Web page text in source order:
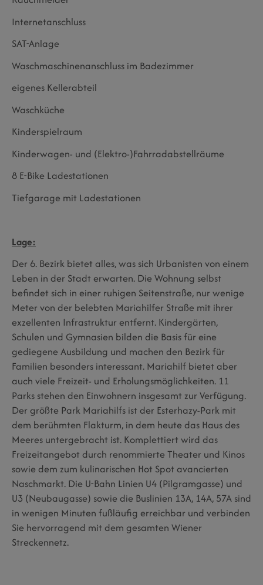
Internetanschluss
SAT-Anlage
Waschmaschinenanschluss im Badezimmer
eigenes Kellerabteil
Waschküche
Kinderspielraum
Kinderwagen- und (Elektro-)Fahrradabstellräume
8 E-Bike Ladestationen
Tiefgarage mit Ladestationen
Lage:
Der 6. Bezirk bietet alles, was sich Urbanisten von einem
Leben in der Stadt erwarten. Die Wohnung selbst
befindet sich in einer ruhigen Seitenstraße, nur wenige
Meter von der belebten Mariahilfer Straße mit ihrer
exzellenten Infrastruktur entfernt. Kindergärten,
Schulen und Gymnasien bilden die Basis für eine
gediegene Ausbildung und machen den Bezirk für
Familien besonders interessant. Mariahilf bietet aber
auch viele Freizeit- und Erholungsmöglichkeiten. 11
Parks stehen den Einwohnern insgesamt zur Verfügung.
Der größte Park Mariahilfs ist der Esterhazy-Park mit
dem berühmten Flakturm, in dem heute das Haus des
Meeres untergebracht ist. Komplettiert wird das
Freizeitangebot durch renommierte Theater und Kinos
sowie dem zum kulinarischen Hot Spot avancierten
Naschmarkt. Die U-Bahn Linien U4 (Pilgramgasse) und
U3 (Neubaugasse) sowie die Buslinien 13A, 14A, 57A sind
in wenigen Minuten fußläufig erreichbar und verbinden
Sie hervorragend mit dem gesamten Wiener
Streckennetz.